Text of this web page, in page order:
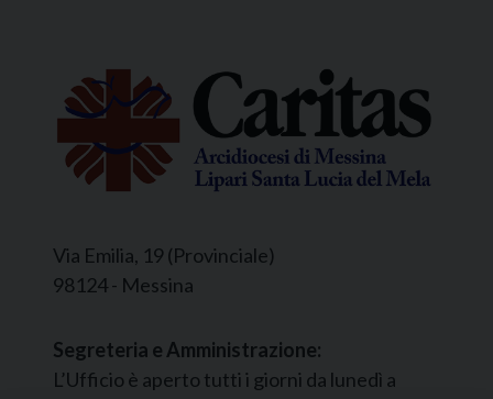
Via Emilia, 19 (Provinciale)
98124 - Messina
Segreteria e Amministrazione:
L’Ufficio è aperto tutti i giorni da lunedì a